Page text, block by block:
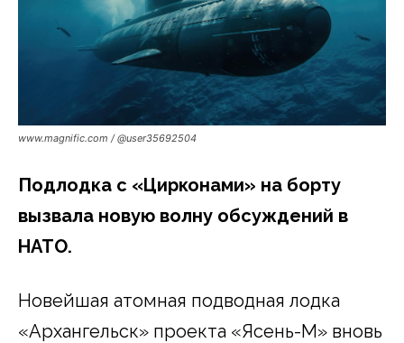
www.magnific.com / @user35692504
Подлодка с «Цирконами» на борту
вызвала новую волну обсуждений в
НАТО.
Новейшая атомная подводная лодка
«Архангельск» проекта «Ясень-М» вновь